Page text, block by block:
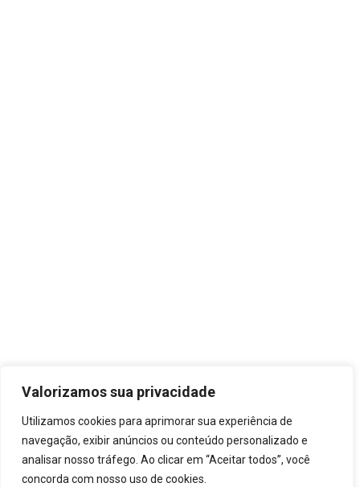
Valorizamos sua privacidade
Utilizamos cookies para aprimorar sua experiência de
navegação, exibir anúncios ou conteúdo personalizado e
analisar nosso tráfego. Ao clicar em “Aceitar todos”, você
concorda com nosso uso de cookies.